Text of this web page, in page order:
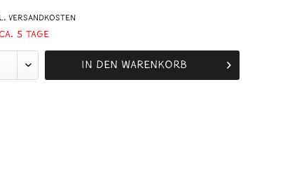
Versandkosten
5 Tage
In den Warenkorb